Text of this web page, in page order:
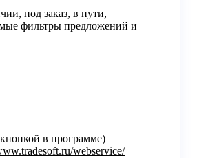
под заказ, в пути,
фильтры предложений и
в программе)
webservice/